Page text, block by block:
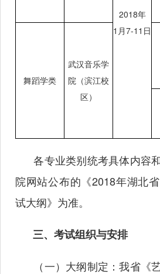
2018年
1月7-11日
舞蹈学类
武汉音乐学
院（滨江校
区）
各专业类别统考具体内容
院网站公布的《2018年湖北
试大纲》为准。
三、考试组织与安排
（一）大纲制定：我省《